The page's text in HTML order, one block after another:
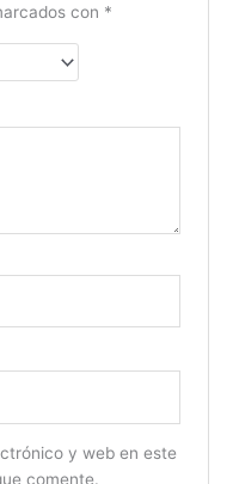
con *
y web en este
comente.